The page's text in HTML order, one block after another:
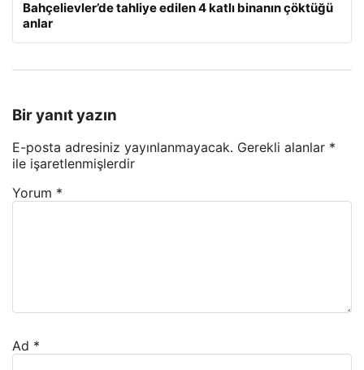
Bahçelievler’de tahliye edilen 4 katlı binanın çöktüğü
anlar
Bir yanıt yazın
E-posta adresiniz yayınlanmayacak. Gerekli alanlar *
ile işaretlenmişlerdir
Yorum *
Ad *